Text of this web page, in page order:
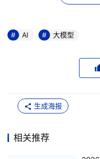
一步。融合后的系统能
景主动分析用户的潜在需
能交互感受，加速AI技术
“智能助手”到“智慧生命
与DeepSeek的合作，
AI 大模型
生成海报
相关推荐